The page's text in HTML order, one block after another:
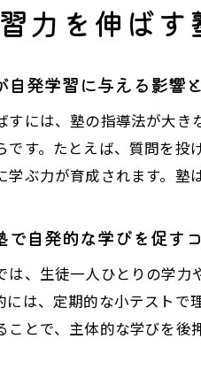
力を伸ば
自発学習に与える影響
すには、塾の指導法が大
です。たとえば、質問を投
学ぶ力が育成されます。塾
で自発的な学びを促す
は、生徒一人ひとりの学
には、定期的な小テスト
ことで、主体的な学びを後